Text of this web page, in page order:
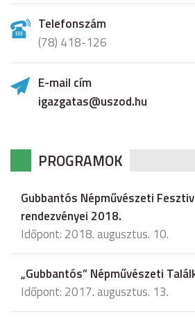
Telefonszám
(78) 418-126
E-mail cím
igazgatas@uszod.hu
PROGRAMOK
Gubbantós Népművészeti
rendezvényei 2018.
Időpont: 2018. augusztus. 10.
„Gubbantós” Népművészeti
Időpont: 2017. augusztus. 13.